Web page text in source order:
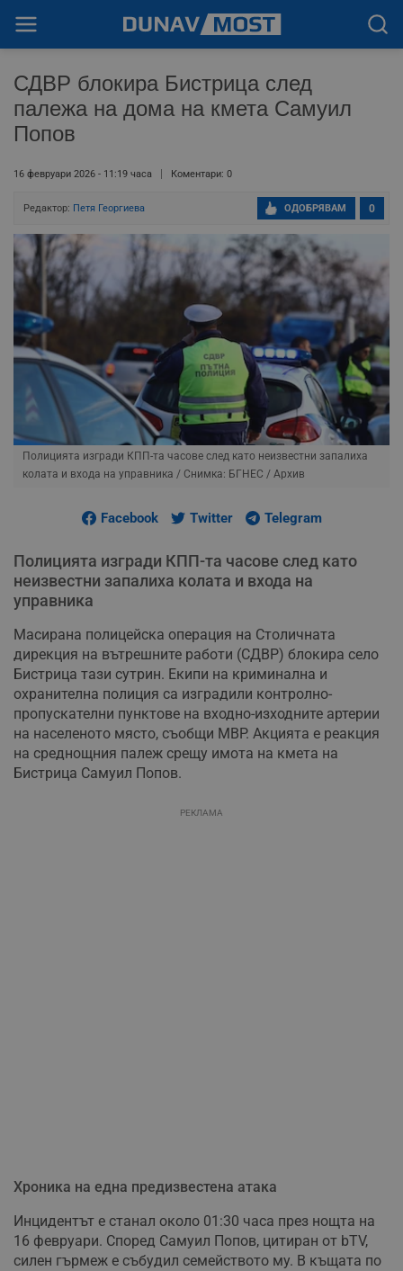
СДВР блокира Бистрица след
палежа на дома на кмета Самуил
Попов
16 февруари 2026 - 11:19 часа Коментари: 0
Редактор: Петя Георгиева 0
ОДОБРЯВАМ
Полицията изгради КПП-та часове след като неизвестни запалиха
колата и входа на управника / Снимка: БГНЕС / Архив
Facebook Twitter Telegram
Полицията изгради КПП-та часове след като
неизвестни запалиха колата и входа на
управника
Масирана полицейска операция на Столичната
дирекция на вътрешните работи (СДВР) блокира село
Бистрица тази сутрин. Екипи на криминална и
охранителна полиция са изградили контролно-
пропускателни пунктове на входно-изходните артерии
на населеното място, съобщи МВР. Акцията е реакция
на среднощния палеж срещу имота на кмета на
Бистрица Самуил Попов.
РЕКЛАМА
Хроника на една предизвестена атака
Инцидентът е станал около 01:30 часа през нощта на
16 февруари. Според Самуил Попов, цитиран от bTV,
силен гърмеж е събудил семейството му. В къщата по